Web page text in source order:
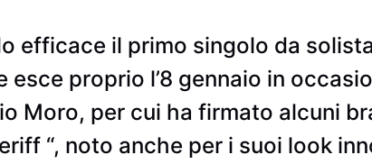
efficace il primo singolo da
esce proprio l’8 gennaio in
Moro, per cui ha firmato alcuni
“, noto anche per i suoi look